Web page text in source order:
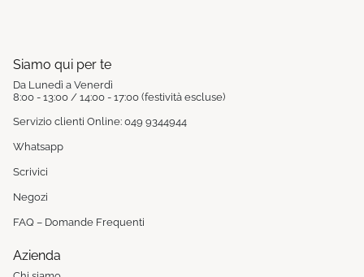
Siamo qui per te
Da Lunedì a Venerdì
8:00 - 13:00 / 14:00 - 17:00 (festività escluse)
Servizio clienti Online: 049 9344944
Whatsapp
Scrivici
Negozi
FAQ – Domande Frequenti
Azienda